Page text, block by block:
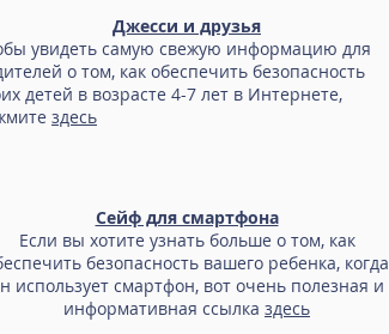
Джесси и друзья
увидеть самую свежую информацию для
о том, как обеспечить безопасность
детей в возрасте 4-7 лет в Интернете,
здесь
Сейф для смартфона
Если вы хотите узнать больше о том, как
безопасность вашего ребенка, когда
использует смартфон, вот очень полезная и
информативная ссылка здесь